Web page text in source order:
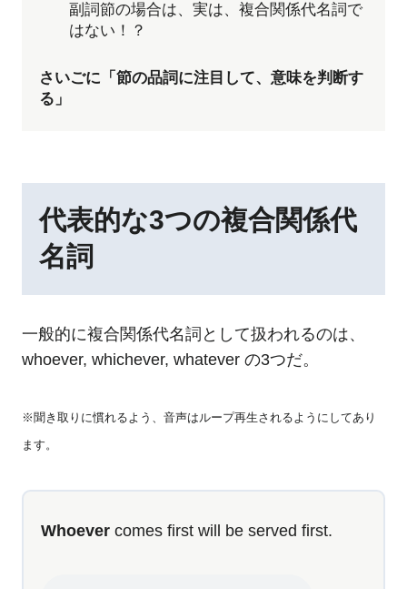
副詞節の場合は、実は、複合関係代名詞で
はない！？
さいごに「節の品詞に注目して、意味を判断す
る」
代表的な3つの複合関係代
名詞
一般的に複合関係代名詞として扱われるのは、
whoever, whichever, whatever の3つだ。
※聞き取りに慣れるよう、音声はループ再生されるようにしてあり
ます。
Whoever comes first will be served first.